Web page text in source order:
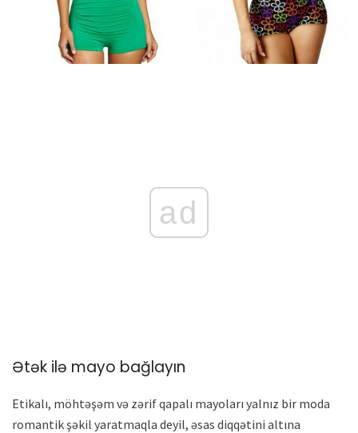
ad
Ətək ilə mayo bağlayın
Etikalı, möhtəşəm və zərif qapalı mayoları yalnız bir moda
romantik şəkil yaratmaqla deyil, əsas diqqətini altına